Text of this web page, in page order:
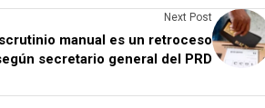
Next Post
manual es un retroceso
secretario general del PRD